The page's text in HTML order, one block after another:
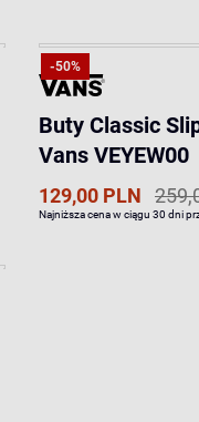
-50%
Buty Classic
Vans VEYEW00
129,00 PLN
Najniższa cena w ciągu 30 dni